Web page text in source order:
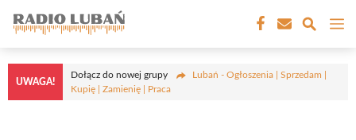
treści
UWAGA!
Dołącz do nowej grupy
Lubań - Ogłoszenia | Sprzedam |
Kupię | Zamienię | Praca